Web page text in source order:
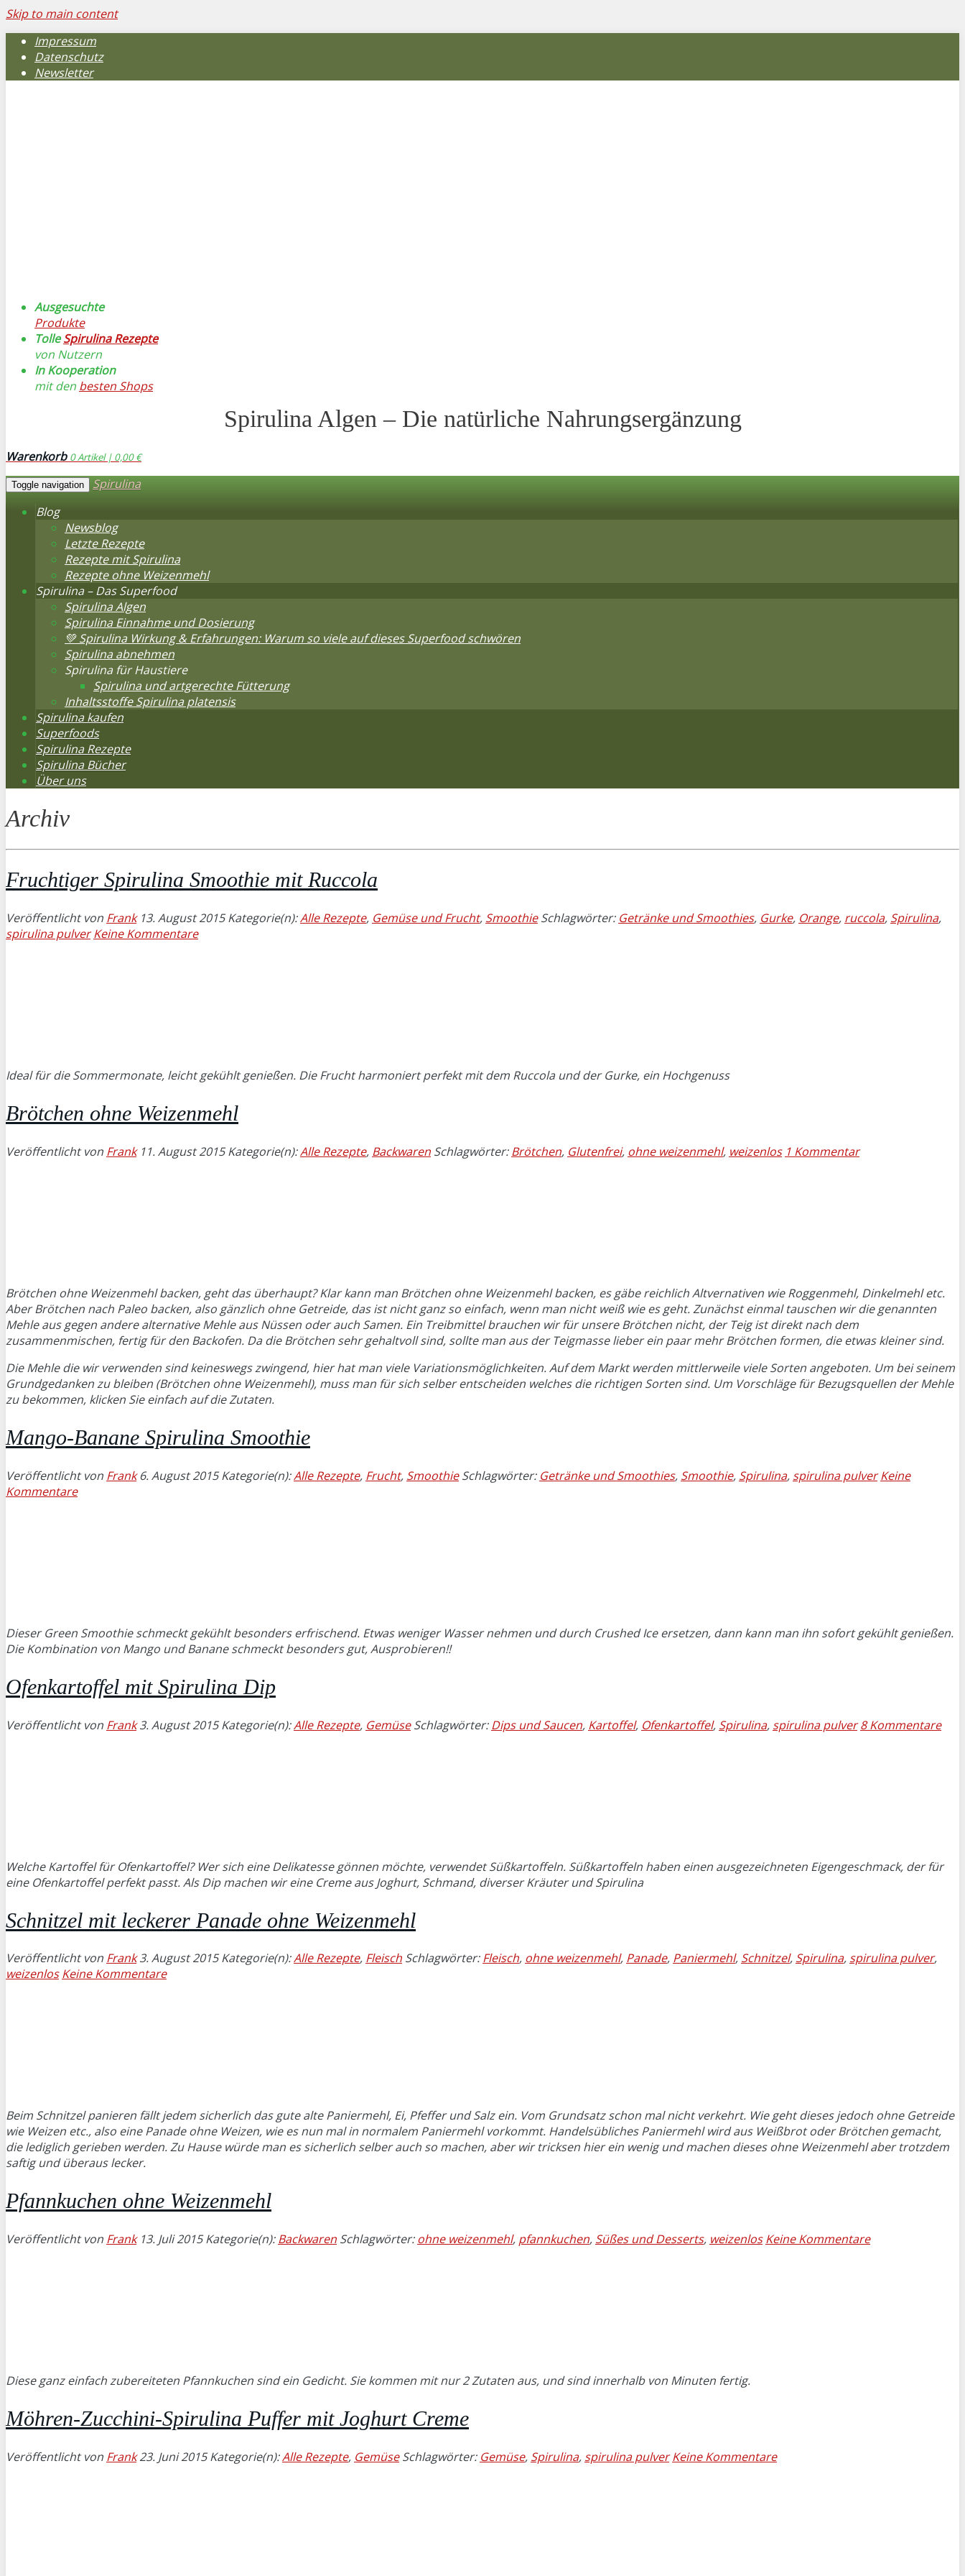
Skip to main content
Impressum
Datenschutz
Newsletter
Ausgesuchte
Produkte
TolleSpirulina Rezepte
von Nutzern
In Kooperation
mit den besten Shops
Spirulina Algen – Die natürliche Nahrungsergänzung
Warenkorb 0Artikel | 0,00 €
Toggle navigation
Spirulina
Blog
Newsblog
Letzte Rezepte
Rezepte mit Spirulina
Rezepte ohne Weizenmehl
Spirulina – Das Superfood
Spirulina Algen
Spirulina Einnahme und Dosierung
💚 Spirulina Wirkung & Erfahrungen: Warum so viele auf dieses Superfood schwören
Spirulina abnehmen
Spirulina für Haustiere
Spirulina und artgerechte Fütterung
Inhaltsstoffe Spirulina platensis
Spirulina kaufen
Superfoods
Spirulina Rezepte
Spirulina Bücher
Über uns
Archiv
Fruchtiger Spirulina Smoothie mit Ruccola
Veröffentlicht von Frank 13. August 2015 Kategorie(n):Alle Rezepte, Gemüse und Frucht, SmoothieSchlagwörter: Getränke und Smoothies, Gurke, Orange, ruccola, Spirulina,
spirulina pulver Keine Kommentare
Ideal für die Sommermonate, leicht gekühlt genießen. Die Frucht harmoniert perfekt mit dem Ruccola und der Gurke, ein Hochgenuss
Brötchen ohne Weizenmehl
Veröffentlicht von Frank 11. August 2015 Kategorie(n):Alle Rezepte, Backwaren Schlagwörter:Brötchen, Glutenfrei, ohne weizenmehl, weizenlos 1 Kommentar
Brötchen ohne Weizenmehl backen, geht das überhaupt? Klar kann man Brötchen ohne Weizenmehl backen, es gäbe reichlich Altvernativen wie Roggenmehl, Dinkelmehl etc.
Aber Brötchen nach Paleo backen, also gänzlich ohne Getreide, das ist nicht ganz so einfach, wenn man nicht weiß wie es geht. Zunächst einmal tauschen wir die genannten
Mehle aus gegen andere alternative Mehle aus Nüssen oder auch Samen. Ein Treibmittel brauchen wir für unsere Brötchen nicht, der Teig ist direkt nach dem
zusammenmischen, fertig für den Backofen. Da die Brötchen sehr gehaltvoll sind, sollte man aus der Teigmasse lieber ein paar mehr Brötchen formen, die etwas kleiner sind.
Die Mehle die wir verwenden sind keineswegs zwingend, hier hat man viele Variationsmöglichkeiten. Auf dem Markt werden mittlerweile viele Sorten angeboten. Um bei seinem
Grundgedanken zu bleiben (Brötchen ohne Weizenmehl), muss man für sich selber entscheiden welches die richtigen Sorten sind. Um Vorschläge für Bezugsquellen der Mehle
zu bekommen, klicken Sie einfach auf die Zutaten.
Mango-Banane Spirulina Smoothie
Veröffentlicht von Frank 6. August 2015 Kategorie(n):Alle Rezepte, Frucht, SmoothieSchlagwörter: Getränke und Smoothies, Smoothie, Spirulina, spirulina pulver Keine
Kommentare
Dieser Green Smoothie schmeckt gekühlt besonders erfrischend. Etwas weniger Wasser nehmen und durch Crushed Ice ersetzen, dann kann man ihn sofort gekühlt genießen.
Die Kombination von Mango und Banane schmeckt besonders gut, Ausprobieren!!
Ofenkartoffel mit Spirulina Dip
Veröffentlicht von Frank 3. August 2015 Kategorie(n):Alle Rezepte, GemüseSchlagwörter:Dips und Saucen, Kartoffel, Ofenkartoffel, Spirulina, spirulina pulver 8 Kommentare
Welche Kartoffel für Ofenkartoffel? Wer sich eine Delikatesse gönnen möchte, verwendet Süßkartoffeln. Süßkartoffeln haben einen ausgezeichneten Eigengeschmack, der für
eine Ofenkartoffel perfekt passt. Als Dip machen wir eine Creme aus Joghurt, Schmand, diverser Kräuter und Spirulina
Schnitzel mit leckerer Panade ohne Weizenmehl
Veröffentlicht von Frank 3. August 2015 Kategorie(n):Alle Rezepte, Fleisch Schlagwörter:Fleisch, ohne weizenmehl, Panade, Paniermehl, Schnitzel, Spirulina, spirulina pulver,
weizenlos Keine Kommentare
Beim Schnitzel panieren fällt jedem sicherlich das gute alte Paniermehl, Ei, Pfeffer und Salz ein. Vom Grundsatz schon mal nicht verkehrt. Wie geht dieses jedoch ohne Getreide
wie Weizen etc., also eine Panade ohne Weizen, wie es nun mal in normalem Paniermehl vorkommt. Handelsübliches Paniermehl wird aus Weißbrot oder Brötchen gemacht,
die lediglich gerieben werden. Zu Hause würde man es sicherlich selber auch so machen, aber wir tricksen hier ein wenig und machen dieses ohne Weizenmehl aber trotzdem
saftig und überaus lecker.
Pfannkuchen ohne Weizenmehl
Veröffentlicht von Frank 13. Juli 2015 Kategorie(n):Backwaren Schlagwörter:ohne weizenmehl, pfannkuchen, Süßes und Desserts, weizenlos Keine Kommentare
Diese ganz einfach zubereiteten Pfannkuchen sind ein Gedicht. Sie kommen mit nur 2 Zutaten aus, und sind innerhalb von Minuten fertig.
Möhren-Zucchini-Spirulina Puffer mit Joghurt Creme
Veröffentlicht von Frank 23. Juni 2015 Kategorie(n):Alle Rezepte, GemüseSchlagwörter: Gemüse, Spirulina, spirulina pulver Keine Kommentare